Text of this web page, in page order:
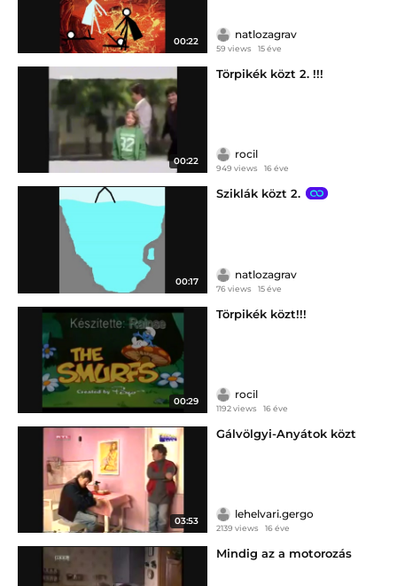
00:22
natlozagrav
59 views 15 éve
00:22
Törpikék közt 2. !!!
rocil
949 views 16 éve
00:17
Sziklák közt 2.
natlozagrav
76 views 15 éve
00:29
Törpikék közt!!!
rocil
1192 views 16 éve
03:53
Gálvölgyi-Anyátok közt
lehelvari.gergo
2139 views 16 éve
Mindig az a motorozás